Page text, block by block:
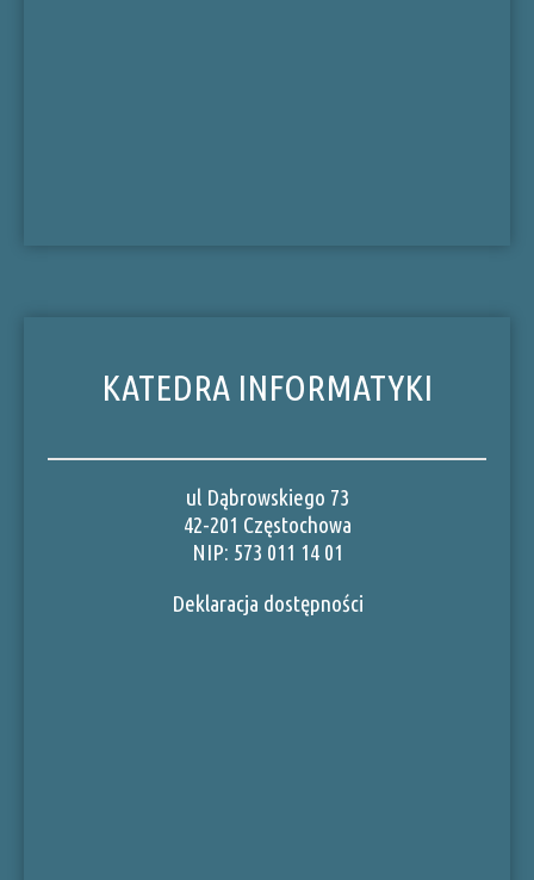
KATEDRA INFORMATYKI
ul Dąbrowskiego 73
42-201 Częstochowa
NIP: 573 011 14 01
Deklaracja dostępności